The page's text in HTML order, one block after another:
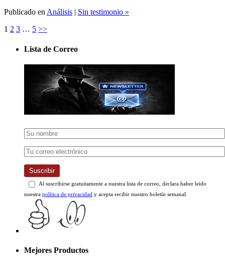
1 2 3 … 5 >>
Lista de Correo
Suscribir
Al suscribirse gratuitamente a nuestra lista de correo, declara haber leído
nuestrapolítica de privacidad
FloraVia